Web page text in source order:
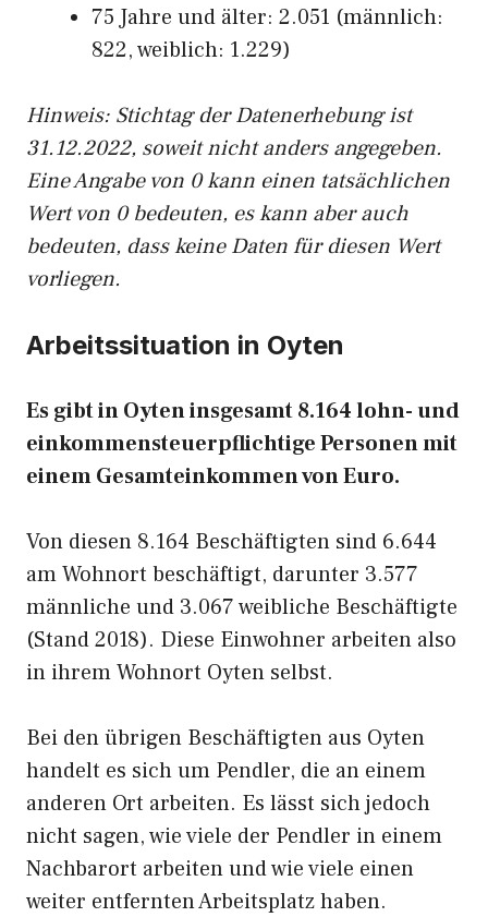
75 Jahre und älter: 2.051 (männlich:
822, weiblich: 1.229)
Hinweis: Stichtag der Datenerhebung ist
31.12.2022, soweit nicht anders angegeben.
Eine Angabe von 0 kann einen tatsächlichen
Wert von 0 bedeuten, es kann aber auch
bedeuten, dass keine Daten für diesen Wert
vorliegen.
Arbeitssituation in Oyten
Es gibt in Oyten insgesamt 8.164 lohn- und
einkommensteuerpflichtige Personen mit
einem Gesamteinkommen von Euro.
Von diesen 8.164 Beschäftigten sind 6.644
am Wohnort beschäftigt, darunter 3.577
männliche und 3.067 weibliche Beschäftigte
(Stand 2018). Diese Einwohner arbeiten also
in ihrem Wohnort Oyten selbst.
Bei den übrigen Beschäftigten aus Oyten
handelt es sich um Pendler, die an einem
anderen Ort arbeiten. Es lässt sich jedoch
nicht sagen, wie viele der Pendler in einem
Nachbarort arbeiten und wie viele einen
weiter entfernten Arbeitsplatz haben.